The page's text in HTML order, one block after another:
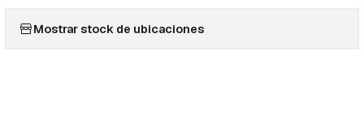
Mostrar stock de ubicaciones